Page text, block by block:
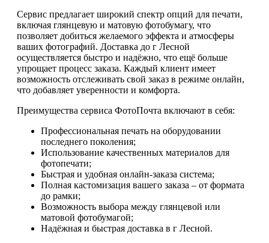
Сервис предлагает широкий спектр опций для печати,
включая глянцевую и матовую фотобумагу, что
позволяет добиться желаемого эффекта и атмосферы
ваших фотографий. Доставка до г Лесной
осуществляется быстро и надёжно, что ещё больше
упрощает процесс заказа. Каждый клиент имеет
возможность отслеживать свой заказ в режиме онлайн,
что добавляет уверенности и комфорта.
Преимущества сервиса ФотоПочта включают в себя:
Профессиональная печать на оборудовании
последнего поколения;
Использование качественных материалов для
фотопечати;
Быстрая и удобная онлайн-заказа система;
Полная кастомизация вашего заказа – от формата
до рамки;
Возможность выбора между глянцевой или
матовой фотобумагой;
Надёжная и быстрая доставка в г Лесной.